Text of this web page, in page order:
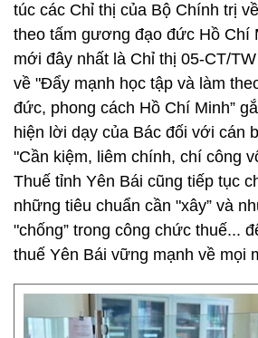
túc các Chỉ thị của Bộ Chính trị
theo tấm gương đạo đức Hồ Chí
mới đây nhất là Chỉ thị 05-CT/
về "Đẩy mạnh học tập và làm
đức, phong cách Hồ Chí Minh”
hiện lời dạy của Bác đối với cán
"Cần kiệm, liêm chính, chí công
Thuế tỉnh Yên Bái cũng tiếp tục
những tiêu chuẩn cần "xây” và
"chống” trong công chức thuế...
thuế Yên Bái vững mạnh về mọi